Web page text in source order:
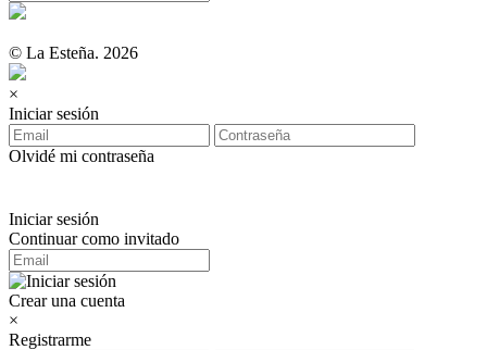
© La Esteña. 2026
×
Iniciar sesión
Olvidé mi contraseña
Iniciar sesión
Continuar como invitado
Crear una cuenta
×
Registrarme